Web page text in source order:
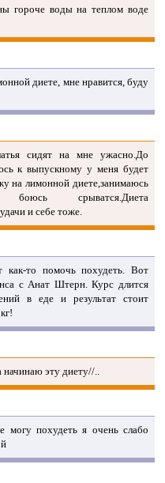
гороче воды на теплом воде
диете, мне нравится, буду
сидят на мне ужасно.До
к выпускному у меня будет
на лимонной диете,занимаюсь
боюсь срыватся.Диета
и себе тоже.
как-то помочь похудеть. Вот
с Анат Штерн. Курс длится
в еде и результат стоит
начинаю эту диету//..
похудеть я очень слабо